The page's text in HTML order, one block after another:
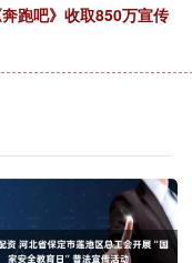
跑吧》收取850万宣传